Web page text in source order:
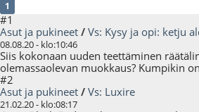
1
#1
Asut ja pukineet / Vs: Kysy ja opi: ketju
08.08.20 - klo:10:46
Siis kokonaan uuden teettäminen
olemassaolevan muokkaus? Kumpikin
#2
Asut ja pukineet / Vs: Luxire
21.02.20 - klo:08:17